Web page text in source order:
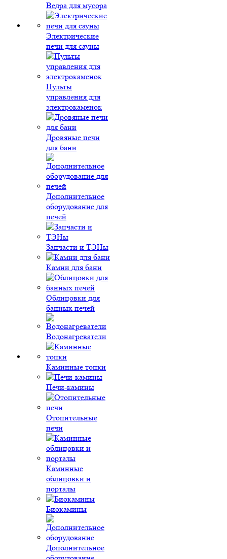
Ведра для мусора
Электрические
печи для сауны
Пульты
управления для
электрокаменок
Дровяные печи
для бани
Дополнительное
оборудование для
печей
Запчасти и ТЭНы
Камни для бани
Облицовки для
банных печей
Водонагреватели
Каминные топки
Печи-камины
Отопительные
печи
Каминные
облицовки и
порталы
Биокамины
Дополнительное